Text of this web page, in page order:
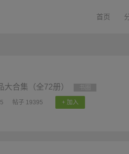
首页
大合集（全72册）
帖子 19395 + 加入